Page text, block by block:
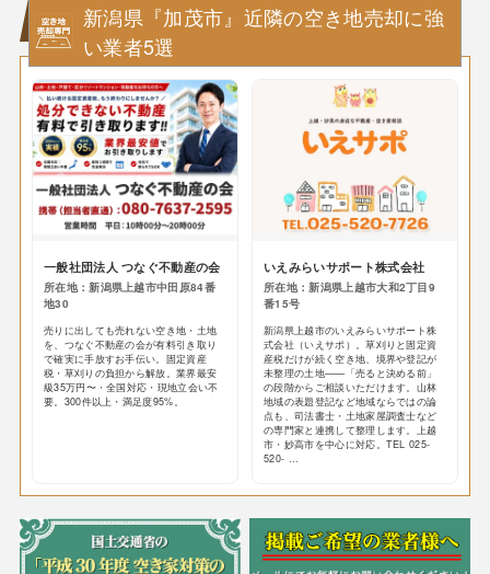
新潟県『加茂市』近隣の空き地売却に強
い業者5選
一般社団法人 つなぐ不動産の会
所在地：新潟県上越市中田原84番
地30
売りに出しても売れない空き地・土地
を、つなぐ不動産の会が有料引き取り
で確実に手放すお手伝い。固定資産
税・草刈りの負担から解放。業界最安
級35万円〜・全国対応・現地立会い不
要。300件以上・満足度95%。
いえみらいサポート株式会社
所在地：新潟県上越市大和2丁目9
番15号
新潟県上越市のいえみらいサポート株
式会社（いえサポ）。草刈りと固定資
産税だけが続く空き地、境界や登記が
未整理の土地——「売ると決める前」
の段階からご相談いただけます。山林
地域の表題登記など地域ならではの論
点も、司法書士・土地家屋調査士など
の専門家と連携して整理します。上越
市・妙高市を中心に対応。TEL 025-
520- ...